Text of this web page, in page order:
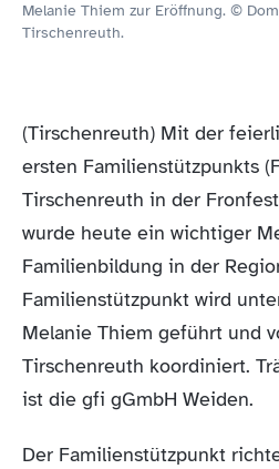
Melanie Thiem zur Eröffnung. ©
Tirschenreuth.
(Tirschenreuth) Mit der
ersten Familienstützpunkts
Tirschenreuth in der
wurde heute ein wichtiger
Familienbildung in der
Familienstützpunkt wird
Melanie Thiem geführt und
Tirschenreuth koordiniert.
ist die gfi gGmbH Weiden.
Der Familienstützpunkt